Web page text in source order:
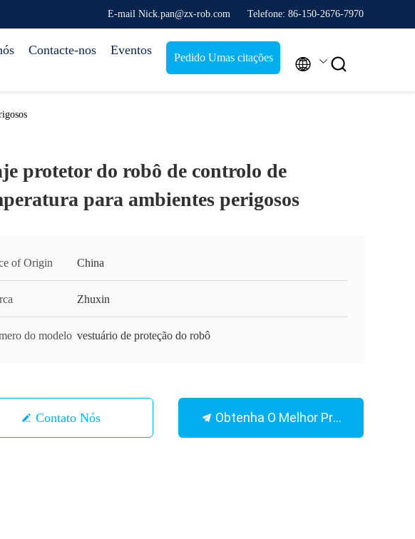
E-mail Nick.pan@zx-rob.com Telefone: 86-150-2676-7970
Contacte-nos Eventos
Pedido Umas citações  
protetor do robô de controlo de
para ambientes perigosos
of Origin China
Zhuxin
do modelo vestuário de proteção do robô
Contato Nós Obtenha O Melhor Preço